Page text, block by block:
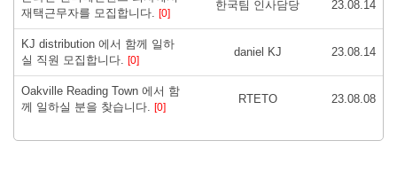
재택근무자를 모집합니다. [0]
한국팀 인사담당 23.08.14
KJ distribution 에서 함께 일하
실 직원 모집합니다. [0]
daniel KJ 23.08.14
Oakville Reading Town 에서 함
께 일하실 분을 찾습니다. [0]
RTETO 23.08.08